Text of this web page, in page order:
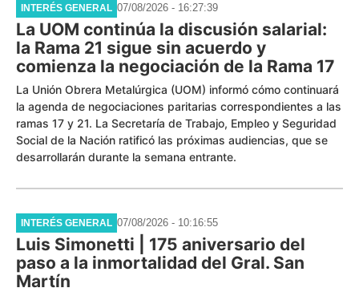
INTERÉS GENERAL 07/08/2026 - 16:27:39
La UOM continúa la discusión salarial:
la Rama 21 sigue sin acuerdo y
comienza la negociación de la Rama 17
La Unión Obrera Metalúrgica (UOM) informó cómo continuará
la agenda de negociaciones paritarias correspondientes a las
ramas 17 y 21. La Secretaría de Trabajo, Empleo y Seguridad
Social de la Nación ratificó las próximas audiencias, que se
desarrollarán durante la semana entrante.
INTERÉS GENERAL 07/08/2026 - 10:16:55
Luis Simonetti | 175 aniversario del
paso a la inmortalidad del Gral. San
Martín